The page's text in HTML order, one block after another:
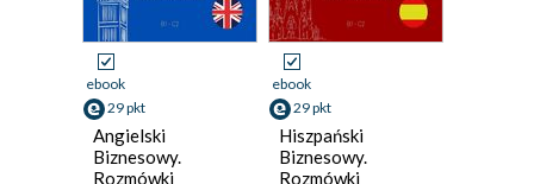
ebook
29 pkt
Angielski
Biznesowy.
Rozmówki
ebook
29 pkt
Hiszpański
Biznesowy.
Rozmówki